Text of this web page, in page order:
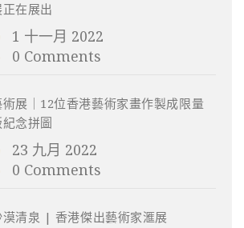
正在展出
1 十一月 2022
0 Comments
術展｜12位香港藝術家畫作製成限量
紀念拼圖
23 九月 2022
0 Comments
漠清泉 | 香港傑出藝術家滙展